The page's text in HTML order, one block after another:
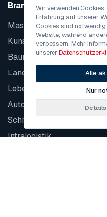
Branchen
Maschinenbau
Kunststofftechnik
Baumaschinen
Landwirtschaft
Lebensmittelindustrie
Automobil
Schiffbau
Intralogistik
Wir verwenden
Erfahrung auf unserer
Cookies sind
Website, während
verbessern. Mehr
unserer
Alle
Nur